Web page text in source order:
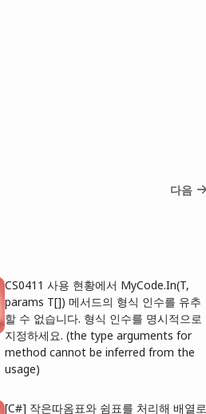
다음
CS0411 사용 현황에서 MyCode.In(T,
params T[]) 메서드의 형식 인수를 유추
할 수 없습니다. 형식 인수를 명시적으로
지정하세요. (the type arguments for
method cannot be inferred from the
usage)
[C#] 작은따옴표와 쉼표를 처리해 배열로